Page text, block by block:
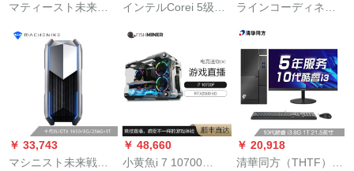
た。
マティースト未来戦
ンム本台（十代i 7-
70000 G PCIE+1 T
GTRX 1660 Super）
インテルCorei 5级
ア/8 Gグラフティテ
ィティックスカード
デスクスクスクスク
スクスクリング本台
家庭用ゲームユニッ
ト配置4:7リングコア
+106
ラインコーディネー
ネー株価デュストス
ター株価デュッセル
英雄连盟プロモーシ
ョン12番パソルプラ
ー12番パソコンセト
￥ 33,743
マシニスト未来戦舰
￥ 48,660
小黄魚i 7 10700
￥ 20,918
清華同方（THTF）超